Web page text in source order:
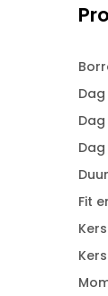
Fit